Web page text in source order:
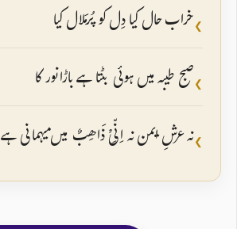
❮ خراب حال کیا دِل کو پُرمَلال کیا
❮ صبح طیبہ میں ہوئی بٹتا ہے باڑا نور کا
❮نہ عرشِ ایمن نہ اِنِّیْ ذَاھِبٌ میں میہمانی ہے